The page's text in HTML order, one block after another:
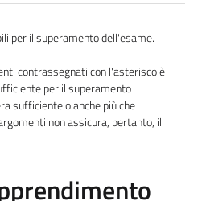
per il superamento dell'esame.
contrassegnati con l'asterisco è
per il superamento
sufficiente o anche più che
non assicura, pertanto, il